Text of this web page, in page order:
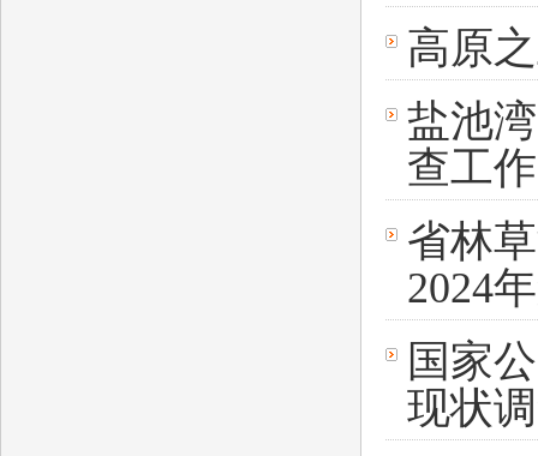
高原
盐池
查工作
省林
2024
国家
现状